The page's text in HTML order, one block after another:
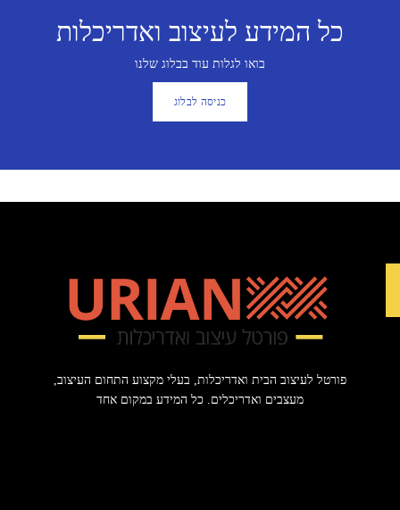
כל המידע לעיצוב ואדריכלות
בואו לגלות עוד בבלוג שלנו
כניסה לבלוג
פורטל לעיצוב הבית ואדריכלות, בעלי מקצוע התחום העיצוב,
מעצבים ואדריכלים. כל המידע במקום אחד